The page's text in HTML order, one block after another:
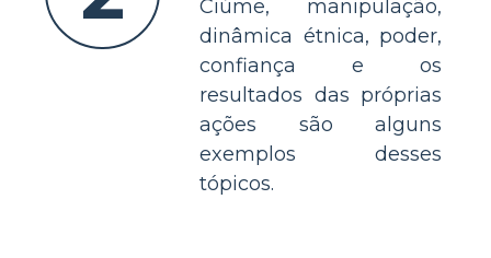
Ciúme, manipulação,
dinâmica étnica, poder,
confiança e os
resultados das próprias
ações são alguns
exemplos desses
tópicos.